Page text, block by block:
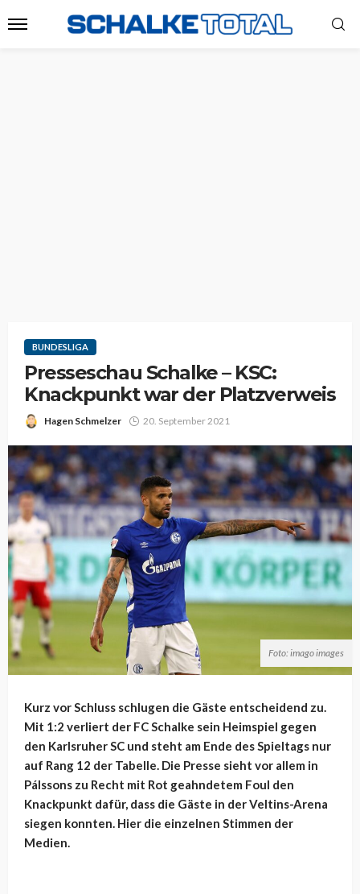
BUNDESLIGA
Presseschau Schalke – KSC:
Knackpunkt war der Platzverweis
Hagen Schmelzer 20. September 2021
Foto: imago images
Kurz vor Schluss schlugen die Gäste entscheidend zu.
Mit 1:2 verliert der FC Schalke sein Heimspiel gegen
den Karlsruher SC und steht am Ende des Spieltags nur
auf Rang 12 der Tabelle. Die Presse sieht vor allem in
Pálssons zu Recht mit Rot geahndetem Foul den
Knackpunkt dafür, dass die Gäste in der Veltins-Arena
siegen konnten. Hier die einzelnen Stimmen der
Medien.